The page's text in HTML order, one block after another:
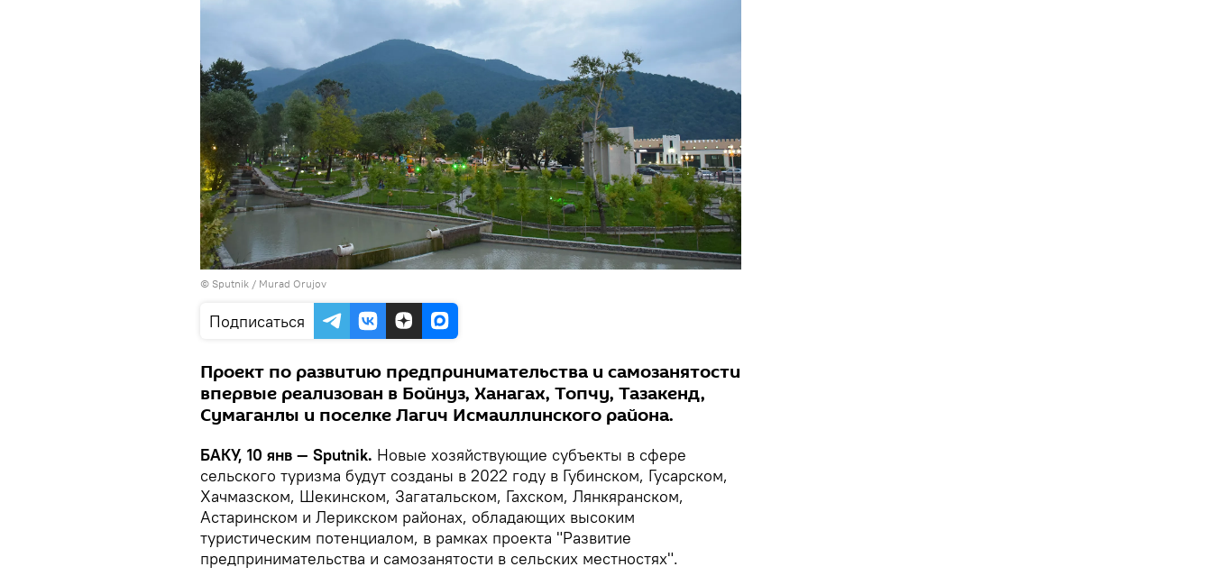
© Sputnik / Murad Orujov
Подписаться
Проект по развитию предпринимательства и самозанятости
впервые реализован в Бойнуз, Ханагах, Топчу, Тазакенд,
Сумаганлы и поселке Лагич Исмаиллинского района.
БАКУ, 10 янв — Sputnik. Новые хозяйствующие субъекты в сфере
сельского туризма будут созданы в 2022 году в Губинском, Гусарском,
Хачмазском, Шекинском, Загатальском, Гахском, Лянкяранском,
Астаринском и Лерикском районах, обладающих высоким
туристическим потенциалом, в рамках проекта "Развитие
предпринимательства и самозанятости в сельских местностях".